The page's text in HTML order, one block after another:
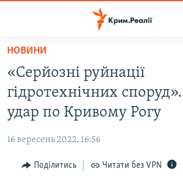
Перейти
основного
матеріалу
Перейти
до
основної
навігації
Перейти
до
ВОДА.КРИМ
ВІДЕО ТА ФОТО
БЛОГИ
ПОГЛЯД
НОВИНИ
«Серйозні руйнації
гідротехнічних
удар по Кривому Рогу
16 вересень 2022, 16:56
Поділитись Читати без VPN